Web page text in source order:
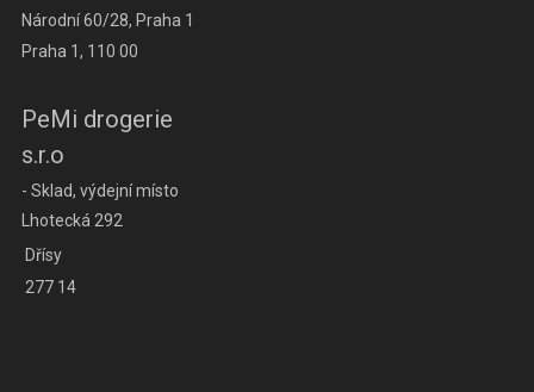
Národní 60/28, Praha 1
Praha 1, 110 00
PeMi drogerie
s.r.o
- Sklad, výdejní místo
Lhotecká 292
Dřísy
277 14